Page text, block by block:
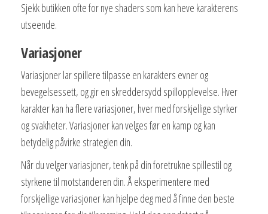
Sjekk butikken ofte for nye shaders som kan heve karakterens
utseende.
Variasjoner
Variasjoner lar spillere tilpasse en karakters evner og
bevegelsessett, og gir en skreddersydd spillopplevelse. Hver
karakter kan ha flere variasjoner, hver med forskjellige styrker
og svakheter. Variasjoner kan velges før en kamp og kan
betydelig påvirke strategien din.
Når du velger variasjoner, tenk på din foretrukne spillestil og
styrkene til motstanderen din. Å eksperimentere med
forskjellige variasjoner kan hjelpe deg med å finne den beste